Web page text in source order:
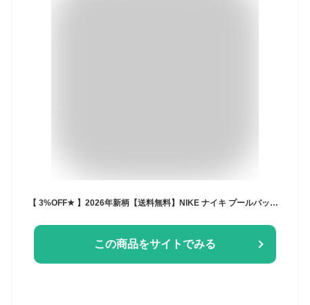
【 3%OFF★ 】2026年新柄【送料無料】NIKE ナイキ プールバッグ スイミング バック スポーツバッグ ナップサック リュック キッズ ジュニア メンズ レディース 水泳バッグ 2way 手提げ 男の子 女の子 海 スイムバッグ 大人 小学生 中学生 スポーツブランド ナップザック
この商品をサイトでみる